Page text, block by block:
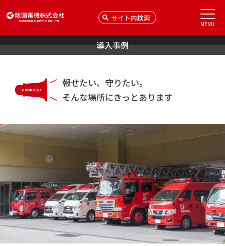
MENU
導入事例
報せたい、守りたい。
そんな場所にきっとあります